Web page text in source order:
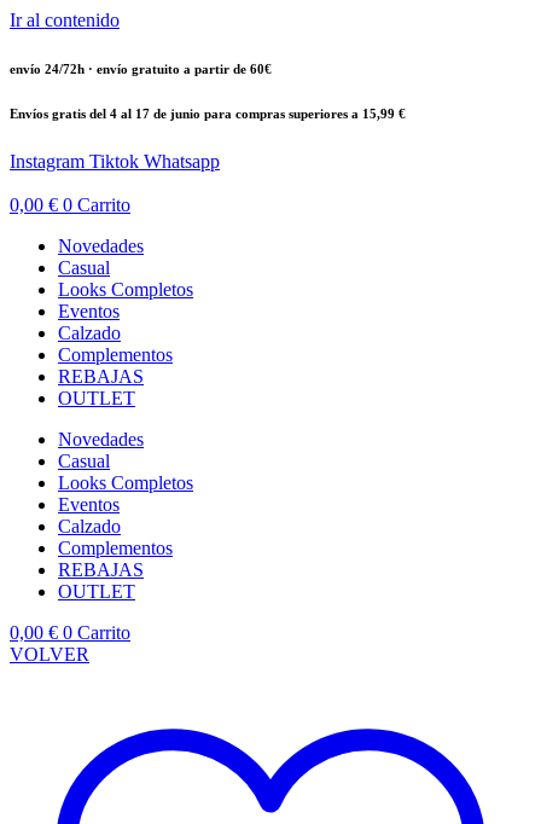
Ir al contenido
envío 24/72h · envío gratuito a partir de 60€
Envíos gratis del 4 al 17 de junio para compras superiores a 15,99 €
Instagram Tiktok Whatsapp
0,00 € 0 Carrito
Novedades
Casual
Looks Completos
Eventos
Calzado
Complementos
REBAJAS
OUTLET
Novedades
Casual
Looks Completos
Eventos
Calzado
Complementos
REBAJAS
OUTLET
0,00 € 0 Carrito
VOLVER